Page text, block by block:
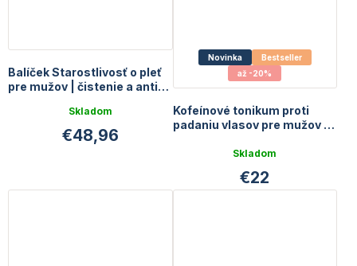
Balíček Starostlivosť o pleť
pre mužov | čistenie a anti-
Skladom
€48,96
Novinka
Bestseller
až -20%
Kofeínové tonikum proti
padaniu vlasov pre mužov |
Priemerné
produktu
je
Skladom
€22